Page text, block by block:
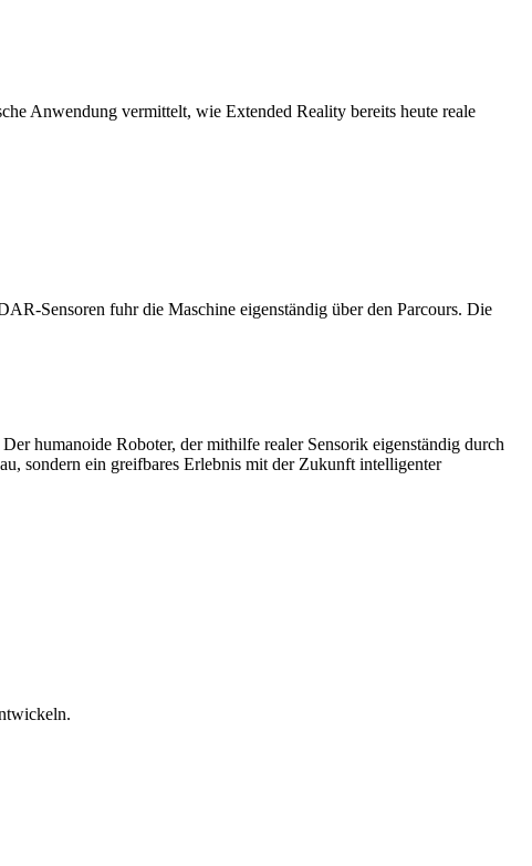
Anwendung vermittelt, wie Extended Reality bereits heute reale
Sensoren fuhr die Maschine eigenständig über den Parcours. Die
humanoide Roboter, der mithilfe realer Sensorik eigenständig durch
sondern ein greifbares Erlebnis mit der Zukunft intelligenter